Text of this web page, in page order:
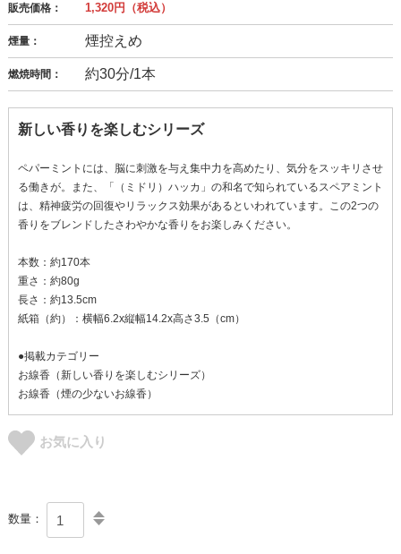
販売価格： 1,320円（税込）
煙量： 煙控えめ
燃焼時間： 約30分/1本
新しい香りを楽しむシリーズ
ペパーミントには、脳に刺激を与え集中力を高めたり、気分をスッキリさせ
る働きが。また、「（ミドリ）ハッカ」の和名で知られているスペアミント
は、精神疲労の回復やリラックス効果があるといわれています。この2つの
香りをブレンドしたさわやかな香りをお楽しみください。
本数：約170本
重さ：約80g
長さ：約13.5cm
紙箱（約）：横幅6.2x縦幅14.2x高さ3.5（cm）
●掲載カテゴリー
お線香（新しい香りを楽しむシリーズ）
お線香（煙の少ないお線香）
お気に入り
数量：